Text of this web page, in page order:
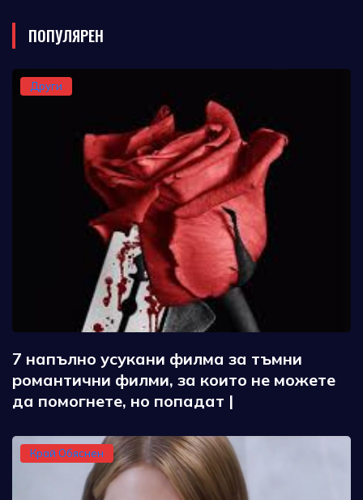
ПОПУЛЯРЕН
Други
7 напълно усукани филма за тъмни
романтични филми, за които не можете
да помогнете, но попадат |
Край Обяснен